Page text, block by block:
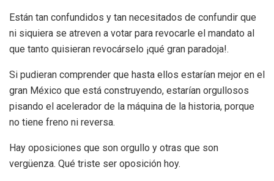
Están tan confundidos y tan necesitados de confundir que
ni siquiera se atreven a votar para revocarle el mandato al
que tanto quisieran revocárselo ¡qué gran paradoja!.
Si pudieran comprender que hasta ellos estarían mejor en el
gran México que está construyendo, estarían orgullosos
pisando el acelerador de la máquina de la historia, porque
no tiene freno ni reversa.
Hay oposiciones que son orgullo y otras que son
vergüenza. Qué triste ser oposición hoy.